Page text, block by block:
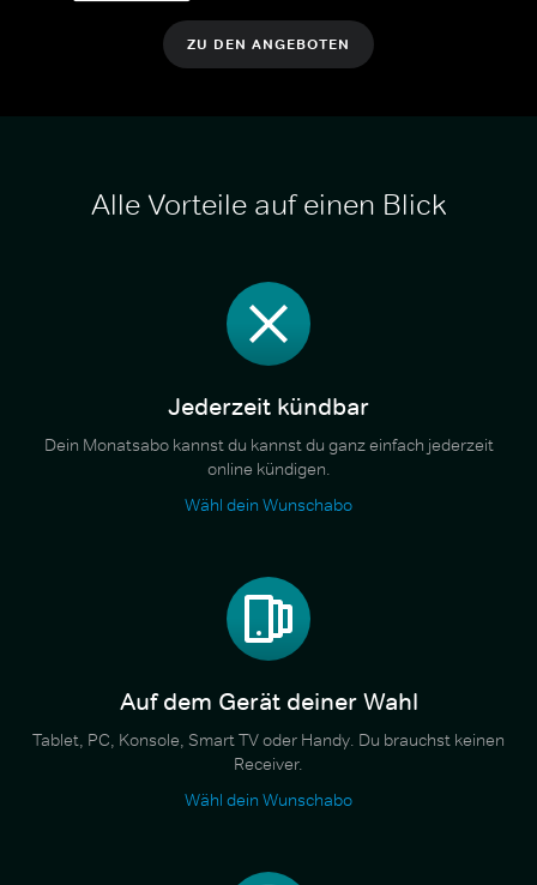
ZU DEN ANGEBOTEN
Alle Vorteile auf einen Blick
Jederzeit kündbar
Dein Monatsabo kannst du kannst du ganz einfach jederzeit
online kündigen.
Wähl dein Wunschabo
Auf dem Gerät deiner Wahl
Tablet, PC, Konsole, Smart TV oder Handy. Du brauchst keinen
Receiver.
Wähl dein Wunschabo